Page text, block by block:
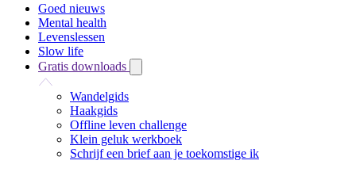
Goed nieuws
Mental health
Levenslessen
Slow life
Gratis downloads
Wandelgids
Haakgids
Offline leven challenge
Klein geluk werkboek
Schrijf een brief aan je toekomstige ik